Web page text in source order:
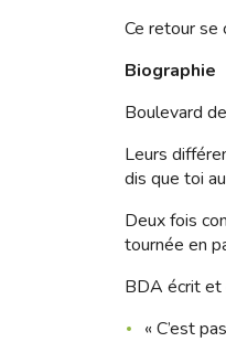
Ce retour se
Biographie
Boulevard
Leurs
dis que toi
Deux fois
tournée en
BDA écrit et
« C’est